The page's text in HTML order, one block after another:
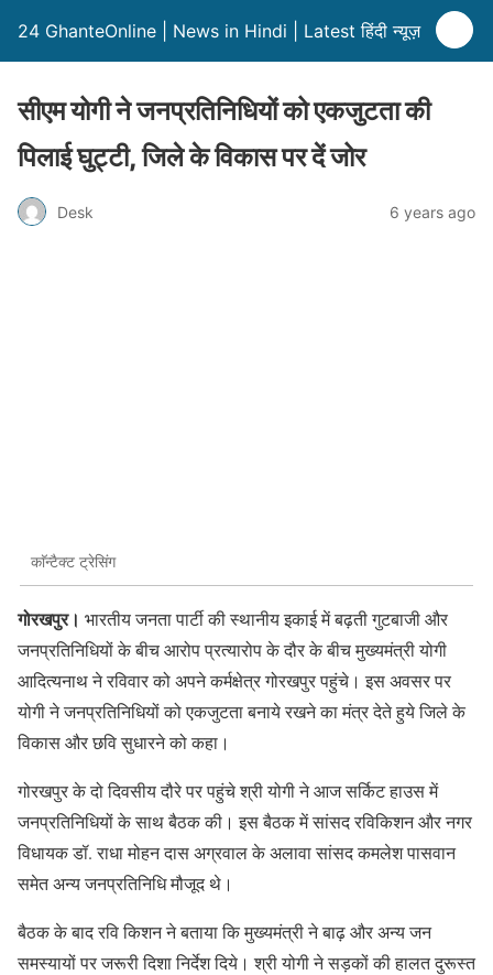
24 GhanteOnline | News in Hindi | Latest हिंदी न्यूज़
सीएम योगी ने जनप्रतिनिधियों को एकजुटता की
पिलाई घुट्टी, जिले के विकास पर दें जोर
Desk 6 years ago
काॅन्टैक्ट ट्रेसिंग
गोरखपुर। भारतीय जनता पार्टी की स्थानीय इकाई में बढ़ती गुटबाजी और
जनप्रतिनिधियों के बीच आरोप प्रत्यारोप के दौर के बीच मुख्‍यमंत्री योगी
आदित्‍यनाथ ने रविवार को अपने कर्मक्षेत्र गोरखपुर पहुंचे। इस अवसर पर
योगी ने जनप्रतिनिधियों को एकजुटता बनाये रखने का मंत्र देते हुये जिले के
विकास और छवि सुधारने को कहा।
गोरखपुर के दो दिवसीय दौरे पर पहुंचे श्री योगी ने आज सर्किट हाउस में
जनप्रतिनिधियों के साथ बैठक की। इस बैठक में सांसद रविकिशन और नगर
विधायक डॉ. राधा मोहन दास अग्रवाल के अलावा सांसद कमलेश पासवान
समेत अन्य जनप्रतिनिधि मौजूद थे।
बैठक के बाद रवि किशन ने बताया कि मुख्यमंत्री ने बाढ़ और अन्य जन
समस्यायों पर जरूरी दिशा निर्देश दिये। श्री योगी ने सड़कों की हालत दुरूस्त